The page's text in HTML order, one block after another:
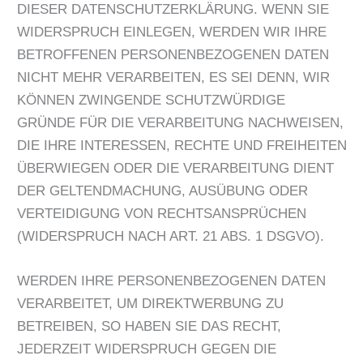
DIESER DATENSCHUTZERKLÄRUNG. WENN SIE
WIDERSPRUCH EINLEGEN, WERDEN WIR IHRE
BETROFFENEN PERSONENBEZOGENEN DATEN
NICHT MEHR VERARBEITEN, ES SEI DENN, WIR
KÖNNEN ZWINGENDE SCHUTZWÜRDIGE
GRÜNDE FÜR DIE VERARBEITUNG NACHWEISEN,
DIE IHRE INTERESSEN, RECHTE UND FREIHEITEN
ÜBERWIEGEN ODER DIE VERARBEITUNG DIENT
DER GELTENDMACHUNG, AUSÜBUNG ODER
VERTEIDIGUNG VON RECHTSANSPRÜCHEN
(WIDERSPRUCH NACH ART. 21 ABS. 1 DSGVO).
WERDEN IHRE PERSONENBEZOGENEN DATEN
VERARBEITET, UM DIREKTWERBUNG ZU
BETREIBEN, SO HABEN SIE DAS RECHT,
JEDERZEIT WIDERSPRUCH GEGEN DIE